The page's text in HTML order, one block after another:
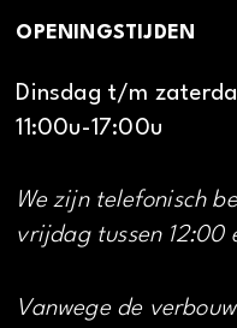
OPENINGSTIJDEN
Dinsdag t/m
11:00u-17:00u
We zijn telefonisch
vrijdag tussen 12:00
Vanwege de